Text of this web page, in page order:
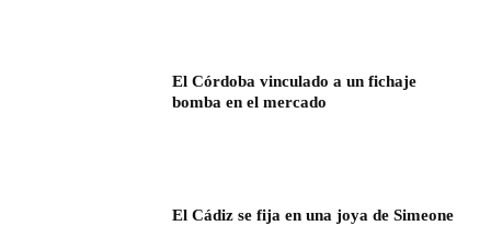
El Córdoba vinculado a un fichaje
bomba en el mercado
El Cádiz se fija en una joya de Simeone